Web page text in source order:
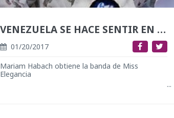
VENEZUELA SE HACE SENTIR EN FILIPINAS
01/20/2017
Mariam Habach obtiene la banda de Miss
Elegancia